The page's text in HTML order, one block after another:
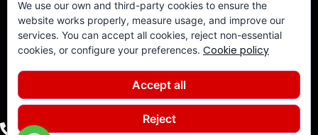
experiencia a medida?
CONTACTA CON NOSOTROS
+34 640 844 308
We use our own and third-party cookies to ensure the
website works properly, measure usage, and improve our
services. You can accept all cookies, reject non-essential
cookies, or configure your preferences. Cookie policy
Accept all
Reject